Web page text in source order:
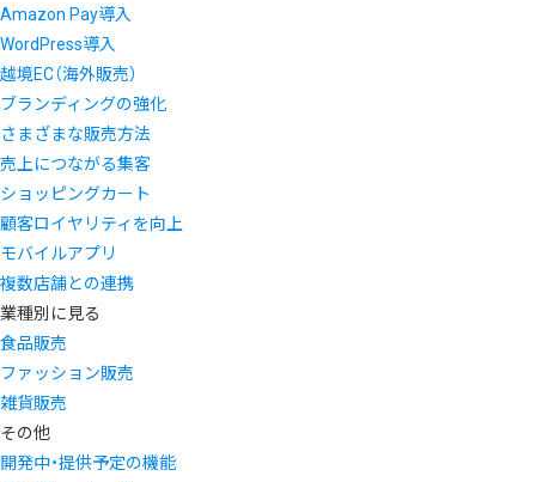
Amazon Pay導入
WordPress導入
越境EC（海外販売）
ブランディングの強化
さまざまな販売方法
売上につながる集客
ショッピングカート
顧客ロイヤリティを向上
モバイルアプリ
複数店舗との連携
業種別に見る
食品販売
ファッション販売
雑貨販売
その他
開発中・提供予定の機能